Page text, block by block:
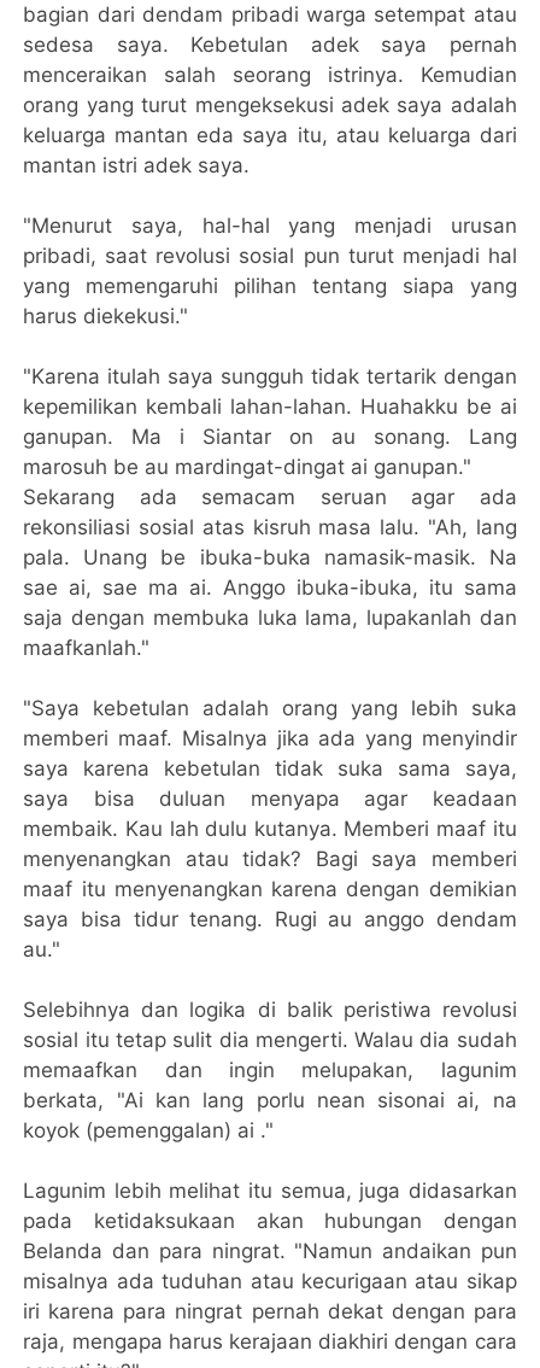
bagian dari dendam pribadi warga setempat atau
sedesa saya. Kebetulan adek saya pernah
menceraikan salah seorang istrinya. Kemudian
orang yang turut mengeksekusi adek saya adalah
keluarga mantan eda saya itu, atau keluarga dari
mantan istri adek saya.
"Menurut saya, hal-hal yang menjadi urusan
pribadi, saat revolusi sosial pun turut menjadi hal
yang memengaruhi pilihan tentang siapa yang
harus diekekusi."
"Karena itulah saya sungguh tidak tertarik dengan
kepemilikan kembali lahan-lahan. Huahakku be ai
ganupan. Ma i Siantar on au sonang. Lang
marosuh be au mardingat-dingat ai ganupan."
Sekarang ada semacam seruan agar ada
rekonsiliasi sosial atas kisruh masa lalu. "Ah, lang
pala. Unang be ibuka-buka namasik-masik. Na
sae ai, sae ma ai. Anggo ibuka-ibuka, itu sama
saja dengan membuka luka lama, lupakanlah dan
maafkanlah."
"Saya kebetulan adalah orang yang lebih suka
memberi maaf. Misalnya jika ada yang menyindir
saya karena kebetulan tidak suka sama saya,
saya bisa duluan menyapa agar keadaan
membaik. Kau lah dulu kutanya. Memberi maaf itu
menyenangkan atau tidak? Bagi saya memberi
maaf itu menyenangkan karena dengan demikian
saya bisa tidur tenang. Rugi au anggo dendam
au."
Selebihnya dan logika di balik peristiwa revolusi
sosial itu tetap sulit dia mengerti. Walau dia sudah
memaafkan dan ingin melupakan, lagunim
berkata, "Ai kan lang porlu nean sisonai ai, na
koyok (pemenggalan) ai ."
Lagunim lebih melihat itu semua, juga didasarkan
pada ketidaksukaan akan hubungan dengan
Belanda dan para ningrat. "Namun andaikan pun
misalnya ada tuduhan atau kecurigaan atau sikap
iri karena para ningrat pernah dekat dengan para
raja, mengapa harus kerajaan diakhiri dengan cara